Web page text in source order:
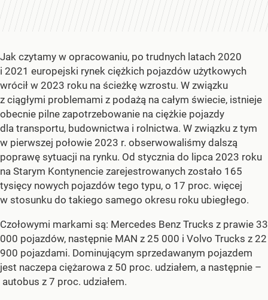
Jak czytamy w opracowaniu, po trudnych latach 2020
i 2021 europejski rynek ciężkich pojazdów użytkowych
wrócił w 2023 roku na ścieżkę wzrostu. W związku
z ciągłymi problemami z podażą na całym świecie, istnieje
obecnie pilne zapotrzebowanie na ciężkie pojazdy
dla transportu, budownictwa i rolnictwa. W związku z tym
w pierwszej połowie 2023 r. obserwowaliśmy dalszą
poprawę sytuacji na rynku. Od stycznia do lipca 2023 roku
na Starym Kontynencie zarejestrowanych zostało 165
tysięcy nowych pojazdów tego typu, o 17 proc. więcej
w stosunku do takiego samego okresu roku ubiegłego.
Czołowymi markami są: Mercedes Benz Trucks z prawie 33
000 pojazdów, następnie MAN z 25 000 i Volvo Trucks z 22
900 pojazdami. Dominującym sprzedawanym pojazdem
jest naczepa ciężarowa z 50 proc. udziałem, a następnie –
autobus z 7 proc. udziałem.